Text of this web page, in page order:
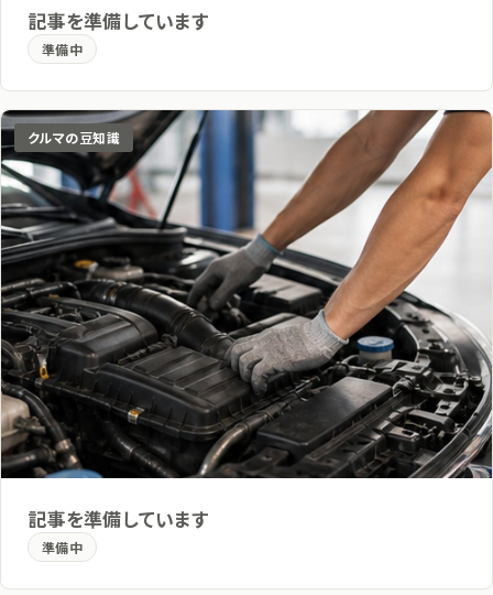
記事を準備しています
準備中
クルマの豆知識
記事を準備しています
準備中